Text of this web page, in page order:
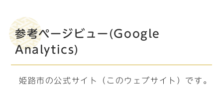
参考ページビュー(Google
Analytics)
姫路市の公式サイト（このウェブサイト）です。